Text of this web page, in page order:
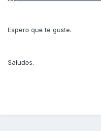
Espero que te guste.
Saludos.